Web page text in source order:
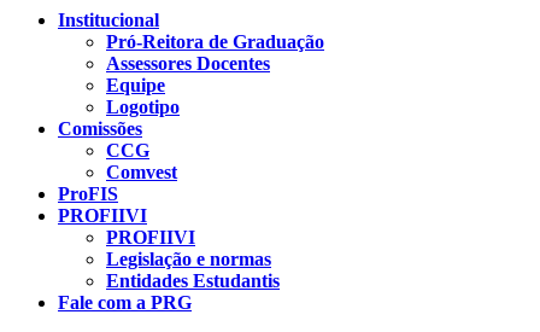
Institucional
Pró-Reitora de Graduação
Assessores Docentes
Equipe
Logotipo
Comissões
CCG
Comvest
ProFIS
PROFIIVI
PROFIIVI
Legislação e normas
Entidades Estudantis
Fale com a PRG